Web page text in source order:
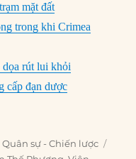
mặt đất
trong khi Crimea
dọa rút lui khỏi
cấp đạn dược
Phòng (5/5 – 11/5/
Categories
Quân sự - Chiến lược